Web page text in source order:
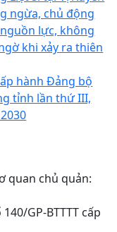
ngừa, chủ động
lực, không
khi xảy ra thiên
hành Đảng bộ
tỉnh lần thứ III,
quan chủ quản:
GP-BTTTT cấp